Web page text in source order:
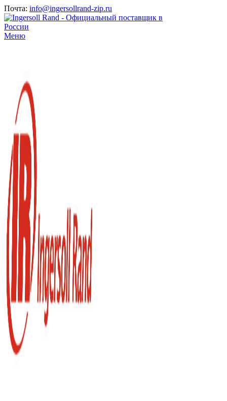
Почта: info@ingersollrand-zip.ru
Меню